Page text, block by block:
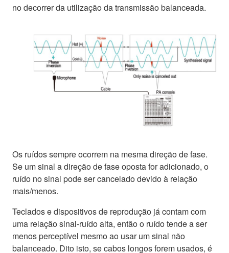
no decorrer da utilização da transmissão balanceada.
Os ruídos sempre ocorrem na mesma direção de fase.
Se um sinal a direção de fase oposta for adicionado, o
ruído no sinal pode ser cancelado devido à relação
mais/menos.
Teclados e dispositivos de reprodução já contam com
uma relação sinal-ruído alta, então o ruído tende a ser
menos perceptível mesmo ao usar um sinal não
balanceado. Dito isto, se cabos longos forem usados, é